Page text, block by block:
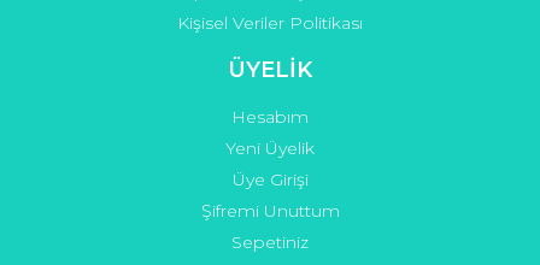
Kişisel Veriler Politikası
ÜYELİK
Hesabım
Yeni Üyelik
Üye Girişi
Şifremi Unuttum
Sepetiniz